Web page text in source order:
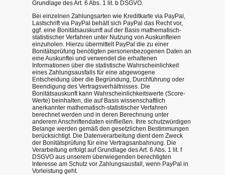
Grundlage des Art. 6 Abs. 1 lit. b DSGVO.
Bei einzelnen Zahlungsarten wie Kreditkarte via PayPal,
Lastschrift via PayPal behält sich PayPal das Recht vor,
ggf. eine Bonitätsauskunft auf der Basis mathematisch-
statistischer Verfahren unter Nutzung von Auskunfteien
einzuholen. Hierzu übermittelt PayPal die zu einer
Bonitätsprüfung benötigten personenbezogenen Daten an
eine Auskunftei und verwendet die erhaltenen
Informationen über die statistische Wahrscheinlichkeit
eines Zahlungsausfalls für eine abgewogene
Entscheidung über die Begründung, Durchführung oder
Beendigung des Vertragsverhältnisses. Die
Bonitätsauskunft kann Wahrscheinlichkeitswerte (Score-
Werte) beinhalten, die auf Basis wissenschaftlich
anerkannter mathematisch-statistischer Verfahren
berechnet werden und in deren Berechnung unter
anderem Anschriftendaten einfließen. Ihre schutzwürdigen
Belange werden gemäß den gesetzlichen Bestimmungen
berücksichtigt. Die Datenverarbeitung dient dem Zweck
der Bonitätsprüfung für eine Vertragsanbahnung. Die
Verarbeitung erfolgt auf Grundlage des Art. 6 Abs. 1 lit. f
DSGVO aus unserem überwiegenden berechtigten
Interesse am Schutz vor Zahlungsausfall, wenn PayPal in
Vorleistung geht.